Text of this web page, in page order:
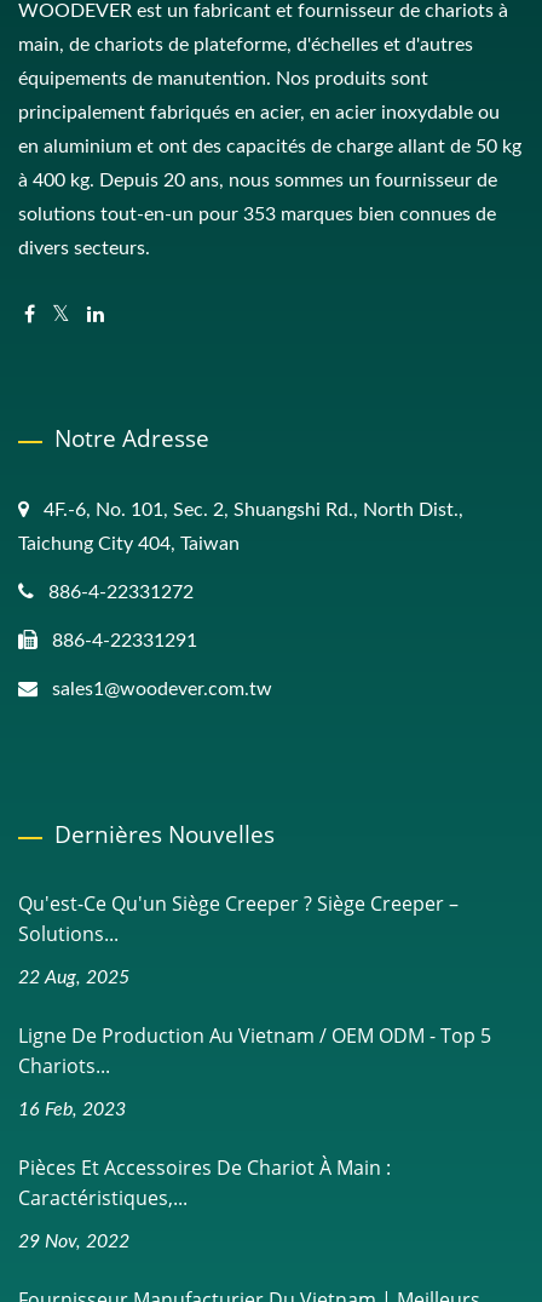
WOODEVER est un fabricant et fournisseur de chariots à
main, de chariots de plateforme, d'échelles et d'autres
équipements de manutention. Nos produits sont
principalement fabriqués en acier, en acier inoxydable ou
en aluminium et ont des capacités de charge allant de 50 kg
à 400 kg. Depuis 20 ans, nous sommes un fournisseur de
solutions tout-en-un pour 353 marques bien connues de
divers secteurs.
Notre Adresse
4F.-6, No. 101, Sec. 2, Shuangshi Rd., North Dist.,
Taichung City 404, Taiwan
886-4-22331272
886-4-22331291
sales1@woodever.com.tw
Dernières Nouvelles
Qu'est-Ce Qu'un Siège Creeper ? Siège Creeper –
Solutions...
22 Aug, 2025
Ligne De Production Au Vietnam / OEM ODM - Top 5
Chariots...
16 Feb, 2023
Pièces Et Accessoires De Chariot À Main :
Caractéristiques,...
29 Nov, 2022